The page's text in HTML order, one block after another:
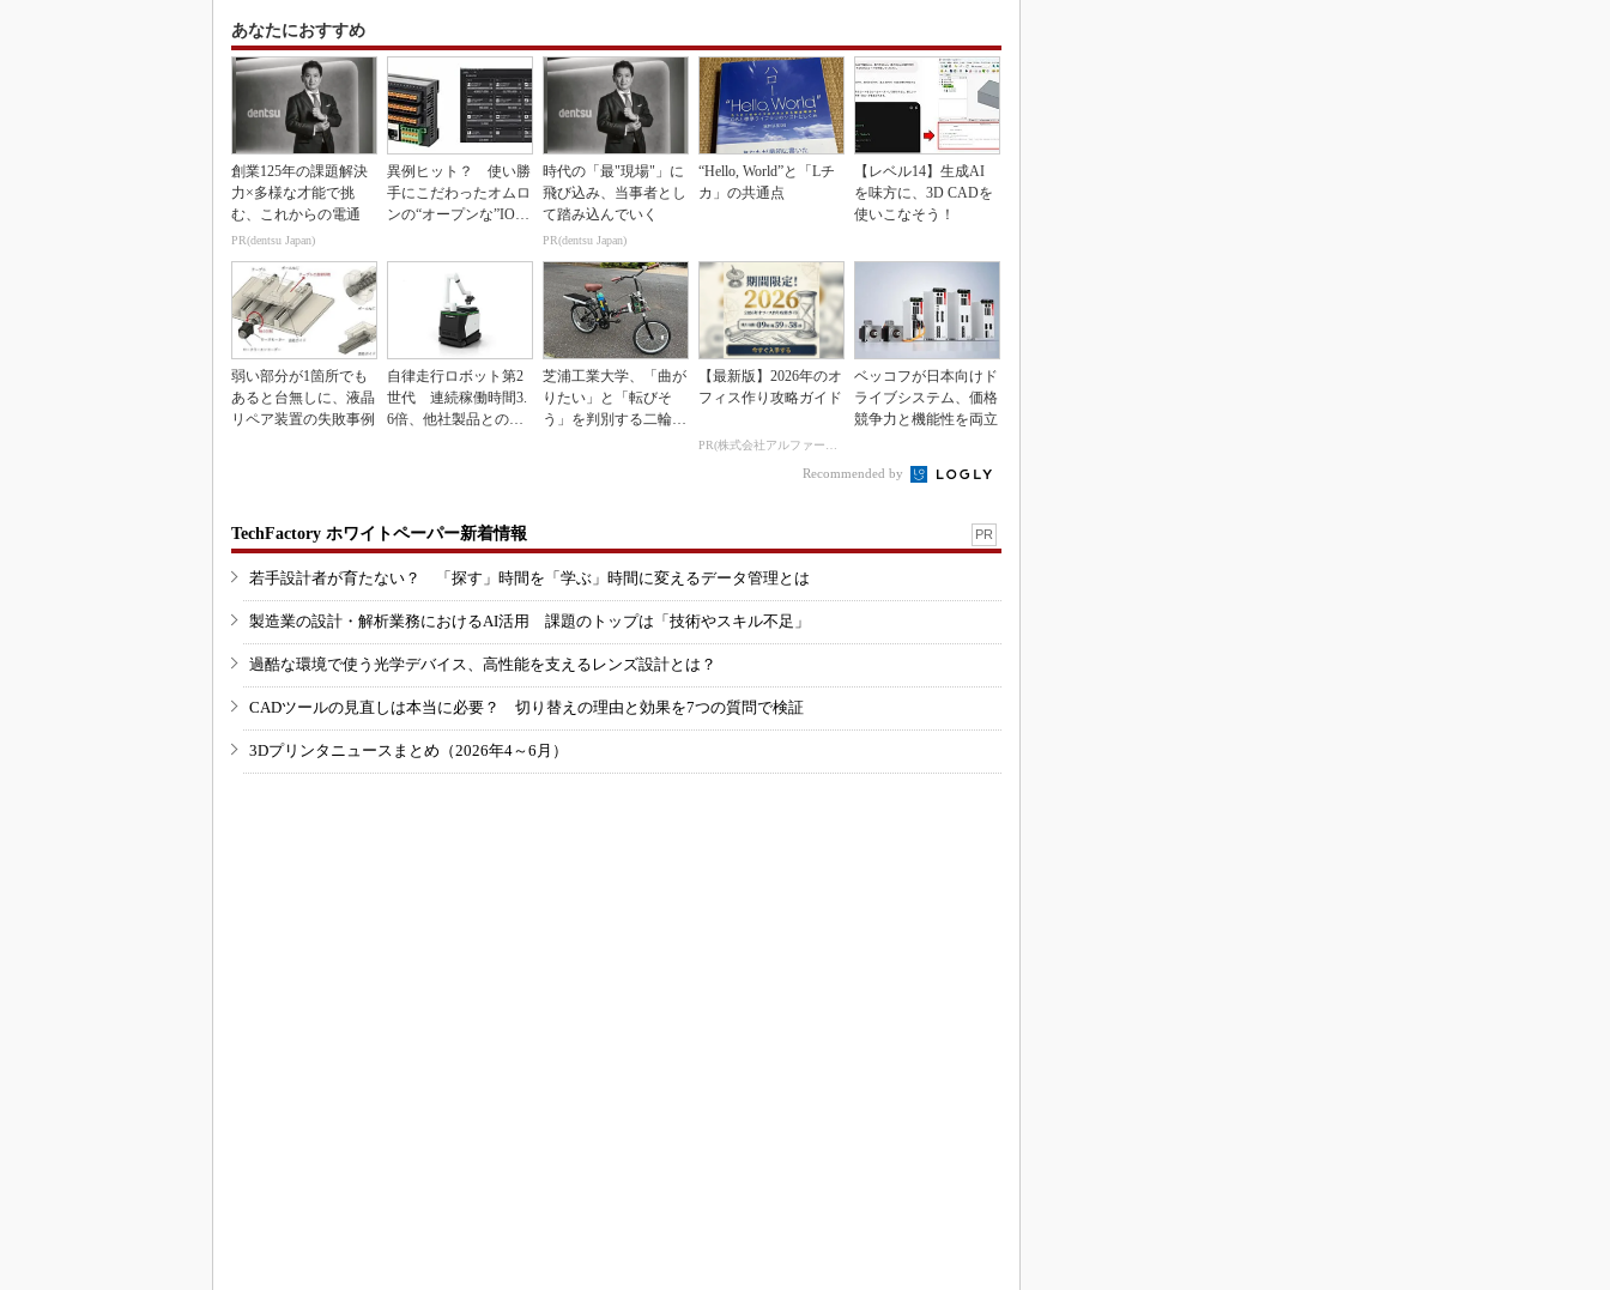
あなたにおすすめ
創業125年の課題解決
力×多様な才能で挑
む、これからの電通
PR(dentsu Japan)
異例ヒット？ 使い勝
手にこだわったオムロ
ンの“オープンな”IO-L
時代の「最"現場"」に
飛び込み、当事者とし
て踏み込んでいく
PR(dentsu Japan)
“Hello, World”と「Lチ
カ」の共通点
【レベル14】生成AI
を味方に、3D CADを
使いこなそう！
弱い部分が1箇所でも
あると台無しに、液晶
リペア装置の失敗事例
自律走行ロボット第2
世代 連続稼働時間3.
6倍、他社製品との連
芝浦工業大学、「曲が
りたい」と「転びそ
う」を判別する二輪車
【最新版】2026年のオ
フィス作り攻略ガイド
PR(株式会社アルファーテクノ)
ベッコフが日本向けド
ライブシステム、価格
競争力と機能性を両立
Recommended by
TechFactory ホワイトペーパー新着情報 PR
若手設計者が育たない？ 「探す」時間を「学ぶ」時間に変えるデータ管理とは
製造業の設計・解析業務におけるAI活用 課題のトップは「技術やスキル不足」
過酷な環境で使う光学デバイス、高性能を支えるレンズ設計とは？
CADツールの見直しは本当に必要？ 切り替えの理由と効果を7つの質問で検証
3Dプリンタニュースまとめ（2026年4～6月）